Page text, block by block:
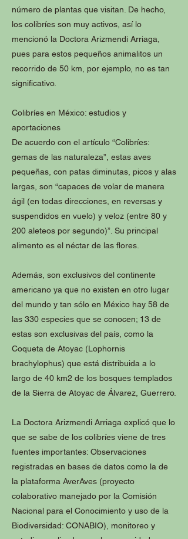
número de plantas que visitan. De hecho,
los colibríes son muy activos, así lo
mencionó la Doctora Arizmendi Arriaga,
pues para estos pequeños animalitos un
recorrido de 50 km, por ejemplo, no es tan
significativo.
Colibríes en México: estudios y
aportaciones
De acuerdo con el artículo “Colibríes:
gemas de las naturaleza”, estas aves
pequeñas, con patas diminutas, picos y alas
largas, son “capaces de volar de manera
ágil (en todas direcciones, en reversas y
suspendidos en vuelo) y veloz (entre 80 y
200 aleteos por segundo)”. Su principal
alimento es el néctar de las flores.
Además, son exclusivos del continente
americano ya que no existen en otro lugar
del mundo y tan sólo en México hay 58 de
las 330 especies que se conocen; 13 de
estas son exclusivas del país, como la
Coqueta de Atoyac (Lophornis
brachylophus) que está distribuida a lo
largo de 40 km2 de los bosques templados
de la Sierra de Atoyac de Álvarez, Guerrero.
La Doctora Arizmendi Arriaga explicó que lo
que se sabe de los colibríes viene de tres
fuentes importantes: Observaciones
registradas en bases de datos como la de
la plataforma AverAves (proyecto
colaborativo manejado por la Comisión
Nacional para el Conocimiento y uso de la
Biodiversidad: CONABIO), monitoreo y